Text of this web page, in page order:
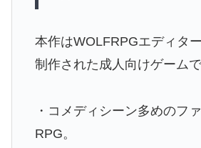
本作はWOLFRPGエディタ
制作された成人向けゲームで
・コメディシーン多めのフ
RPG。